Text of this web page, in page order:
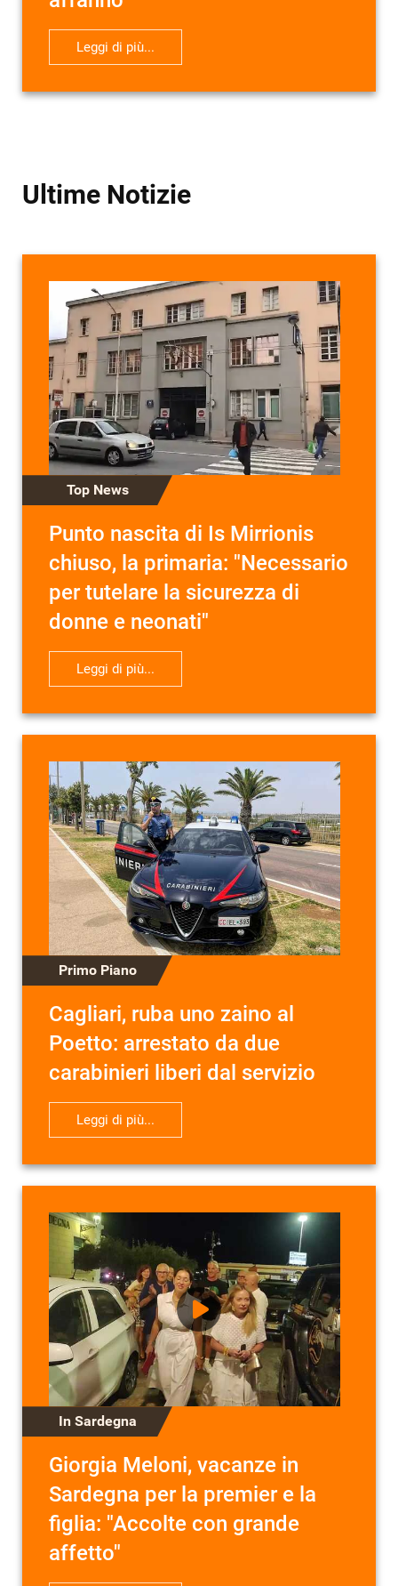
Leggi di più...
Ultime Notizie
Top News
Punto nascita di Is Mirrionis
chiuso, la primaria: "Necessario
per tutelare la sicurezza di
donne e neonati"
Leggi di più...
Primo Piano
Cagliari, ruba uno zaino al
Poetto: arrestato da due
carabinieri liberi dal servizio
Leggi di più...
In Sardegna
Giorgia Meloni, vacanze in
Sardegna per la premier e la
figlia: "Accolte con grande
affetto"